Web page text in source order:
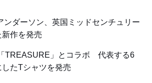
ンダーソン、英国ミッドセンチュリー
作を発売
TREASURE」とコラボ 代表する6
たTシャツを発売